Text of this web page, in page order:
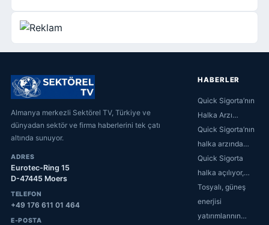
Almanya merkezli Sektörel TV, Türkiye ve
dünyadan sektör ve firma haberlerini tek çatı
altında sunuyor.
ADRES
Eurotec-Ring 15
D-47445 Moers
TELEFON
+49 176 611 01 464
E-POSTA
HABERLER
Quick Sigorta’nın
Halka Arzı…
Quick Sigorta’nın
halka arzında…
Quick Sigorta
halka açılıyor,…
Tosyalı, güneş
enerjisi
yatırımlarının…